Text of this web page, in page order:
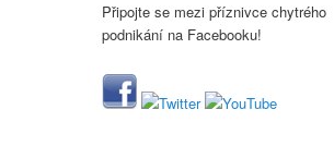
Připojte se mezi příznivce chytrého
podnikání na Facebooku!